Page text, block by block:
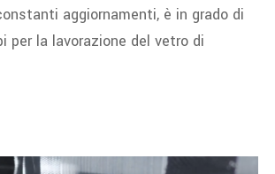
aggiornamenti, è in grado di
per la lavorazione del vetro di